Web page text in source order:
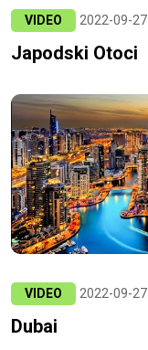
VIDEO 2022-09-27
Japodski Otoci
VIDEO 2022-09-27
Dubai